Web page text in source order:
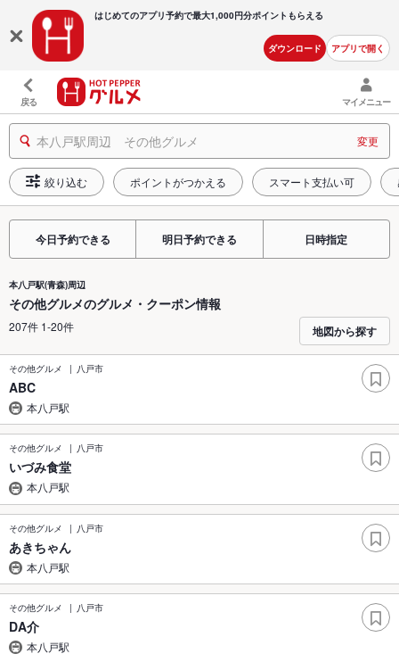
はじめてのアプリ予約で最大1,000円分ポイントもらえる
ダウンロード アプリで開く
戻る マイメニュー
本八戸駅周辺 その他グルメ 変更
絞り込む ポイントがつかえる スマート支払い可
今日予約できる 明日予約できる 日時指定
本八戸駅(青森)周辺
その他グルメのグルメ・クーポン情報
207件 1-20件 地図から探す
その他グルメ 八戸市
ABC
本八戸駅
その他グルメ 八戸市
いづみ食堂
本八戸駅
その他グルメ 八戸市
あきちゃん
本八戸駅
その他グルメ 八戸市
DA介
本八戸駅